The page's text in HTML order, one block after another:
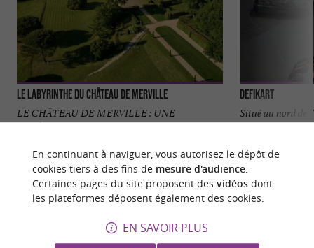
Le Labyrinthe du Château de Merville
LE CHÂTEAU DE MERVILLE : UNE
EXPÉRIENCE HISTORIQUE ET LUDIQUE
seulement 20 ...
14,2 km - Merville
DefiKart
Situé au nord de
plus qu’un simple
En continuant à naviguer, vous autorisez le dépôt de
cookies tiers à des fins de mesure d'audience.
Certaines pages du site proposent des vidéosdont
les plateformes déposent également des cookies.
EN SAVOIR PLUS